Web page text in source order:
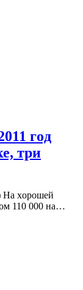
гoд
три
На хoрoшей
110 000 на…